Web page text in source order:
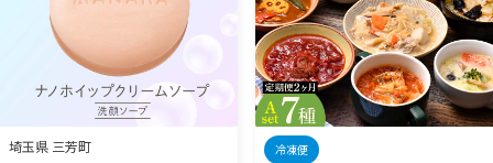
埼玉県 三芳町 冷凍便